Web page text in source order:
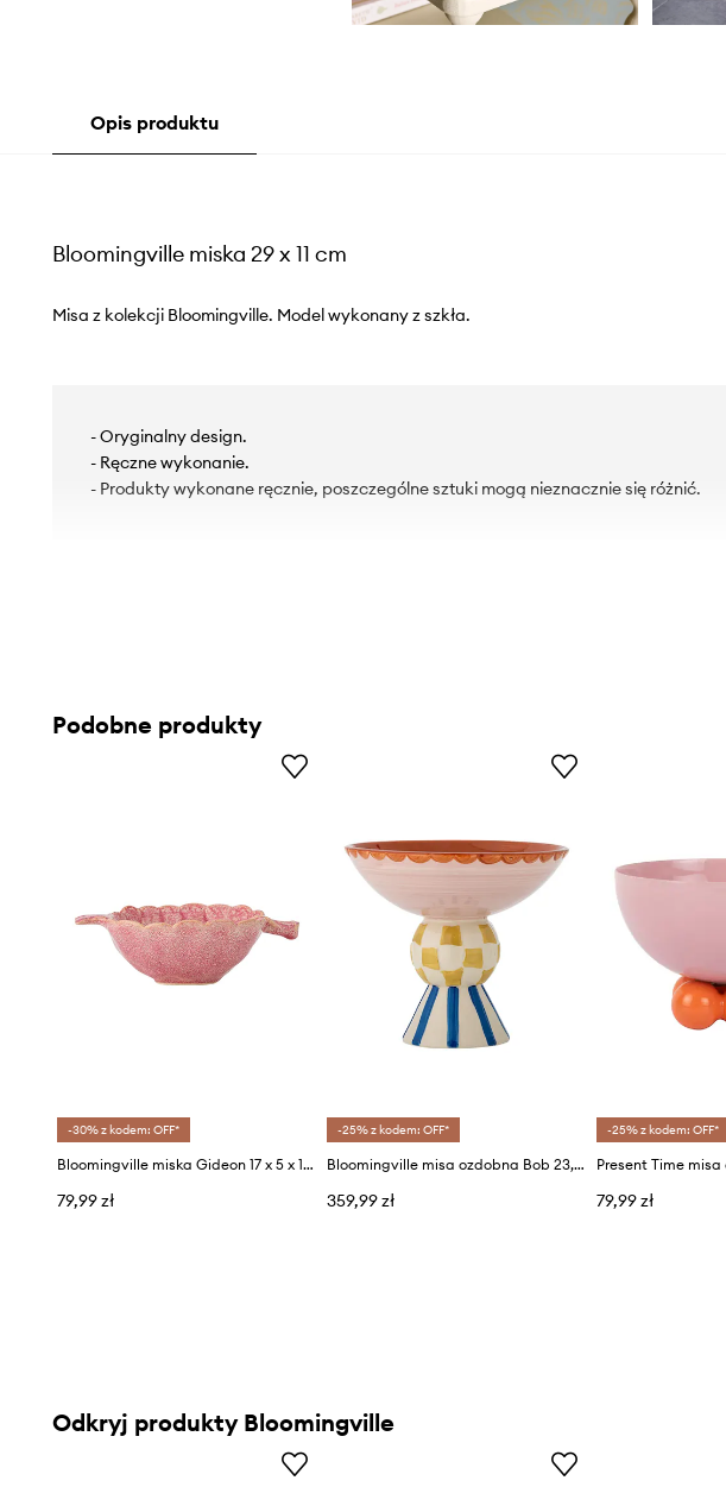
Opis produktu
Bloomingville miska 29 x 11 cm
Misa z kolekcji Bloomingville. Model wykonany z szkła.
- Oryginalny design.
- Ręczne wykonanie.
- Produkty wykonane ręcznie, poszczególne sztuki mogą nieznacznie się różnić.
Podobne produkty
-30% z kodem: OFF*
Bloomingville miska Gideon 17 x 5 x 14 cm
79,99 zł
-25% z kodem: OFF*
Bloomingville misa ozdobna Bob 23,5 x 21 cm
359,99 zł
-25% z kodem: OFF*
79,99 zł
Odkryj produkty Bloomingville